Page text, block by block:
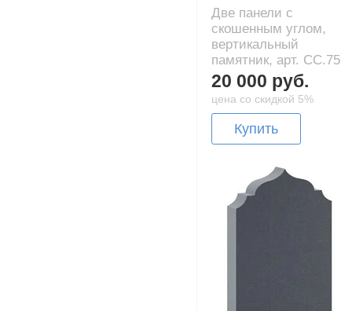
Две панели с
скошенным углом,
вертикальный
памятник, арт. CC.75
20 000 руб.
цена со скидкой 5%
Купить